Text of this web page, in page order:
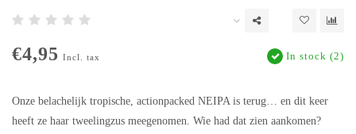
€4,95 Incl. tax In stock (2)
Onze belachelĳk tropische, actionpacked NEIPA is terug… en dit keer
heeft ze haar tweelingzus meegenomen. Wie had dat zien aankomen?